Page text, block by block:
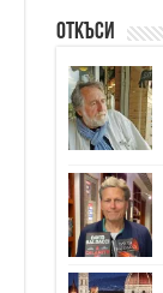
Откъси